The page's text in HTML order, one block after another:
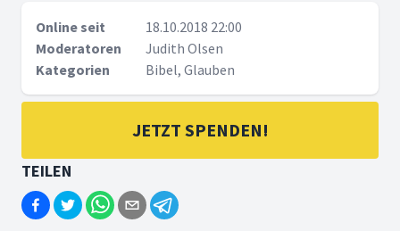
Online seit
18.10.2018 22:00
Moderatoren
Judith Olsen
Kategorien
Bibel, Glauben
JETZT SPENDEN!
TEILEN